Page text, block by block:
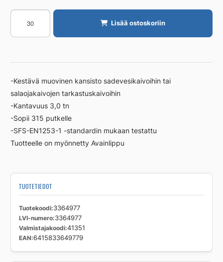
Muovikansisto
MERIKA
350/315
Lisää ostoskoriin
-Kestävä muovinen kansisto sadevesikaivoihin tai
salaojakaivojen tarkastuskaivoihin
-Kantavuus 3,0 tn
-Sopii 315 putkelle
-SFS-EN1253-1 -standardin mukaan testattu
Tuotteelle on myönnetty Avainlippu
TUOTETIEDOT
Tuotekoodi 3364977
LVI-numero 3364977
Valmistajakoodi 41351
EAN 6415833649779